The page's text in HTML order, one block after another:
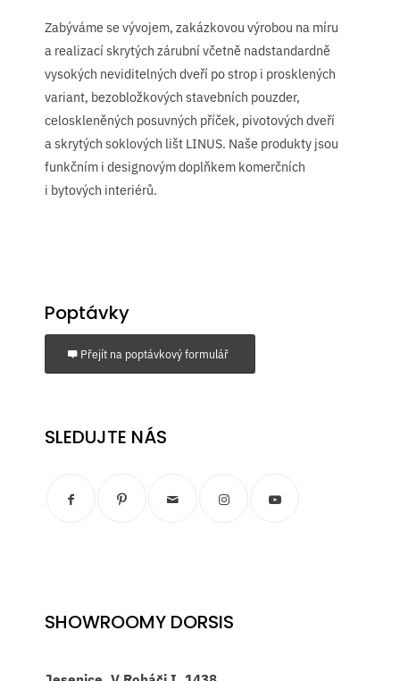
Zabýváme se vývojem, zakázkovou výrobou na míru
a realizací skrytých zárubní včetně nadstandardně
vysokých neviditelných dveří po strop i prosklených
variant, bezobložkových stavebních pouzder,
celoskleněných posuvných příček, pivotových dveří
a skrytých soklových lišt LINUS. Naše produkty jsou
funkčním i designovým doplňkem komerčních
i bytových interiérů.
Poptávky
Přejít na poptávkový formulář
SLEDUJTE NÁS
SHOWROOMY DORSIS